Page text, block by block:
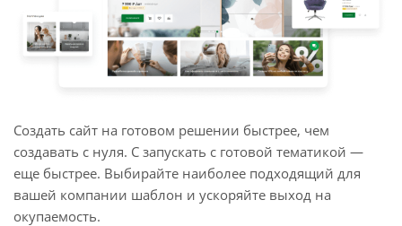
Создать сайт на готовом решении быстрее, чем
создавать с нуля. С запускать с готовой тематикой —
еще быстрее. Выбирайте наиболее подходящий для
вашей компании шаблон и ускоряйте выход на
окупаемость.